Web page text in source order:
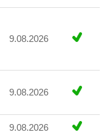
9.08.2026
9.08.2026
9.08.2026